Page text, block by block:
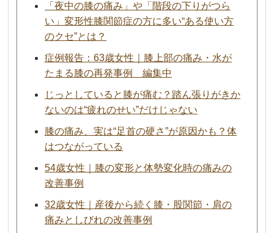
「夜中の膝の痛み」や「階段の下りがつら
い」変形性膝関節症の方に多い“ある使い方
のクセ”とは？
症例報告：63歳女性｜膝上部の痛み・水が
たまる膝の再発事例 編集中
じっとしていると膝が痛む？踏ん張りがきか
ないのは“疲れのせい”だけじゃない
膝の痛み、実は“足首の硬さ”が原因かも？体
はつながっている
54歳女性｜膝の変形と体勢変化時の痛みの
改善事例
32歳女性｜産後から続く膝・股関節・肩の
痛みとしびれの改善事例